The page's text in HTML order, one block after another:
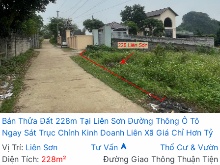
Bán Thửa Đất 228m Tại Liên Sơn Đường Thông Ô Tô
Ngay Sát Trục Chính Kinh Doanh Liên Xã Giá Chỉ Hơn Tỷ
Vị Trí: Liên Sơn Tư Vấn
Thổ Cư & Vườn
Diện Tích: 228m²
Đường Giao Thông Thuận Tiện